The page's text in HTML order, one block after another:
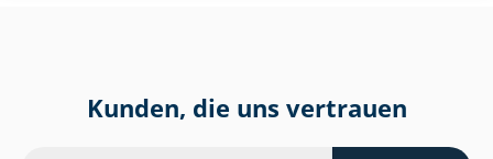
Kunden, die uns vertrauen